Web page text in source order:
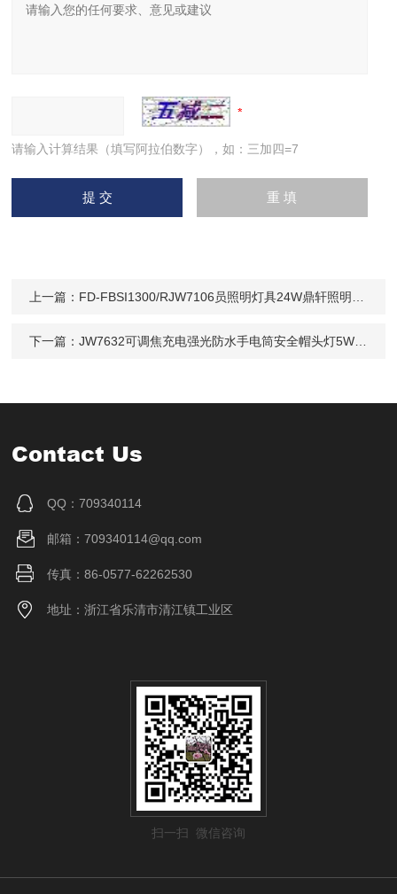
请输入计算结果（填写阿拉伯数字），如：三加四=7
上一篇： FD-FBSI1300/RJW7106员照明灯具24W鼎轩照明探照灯充电式
下一篇：JW7632可调焦充电强光防水手电筒安全帽头灯5W鼎轩
Contact Us
QQ：709340114
邮箱：709340114@qq.com
传真：86-0577-62262530
地址：浙江省乐清市清江镇工业区
扫一扫 微信咨询